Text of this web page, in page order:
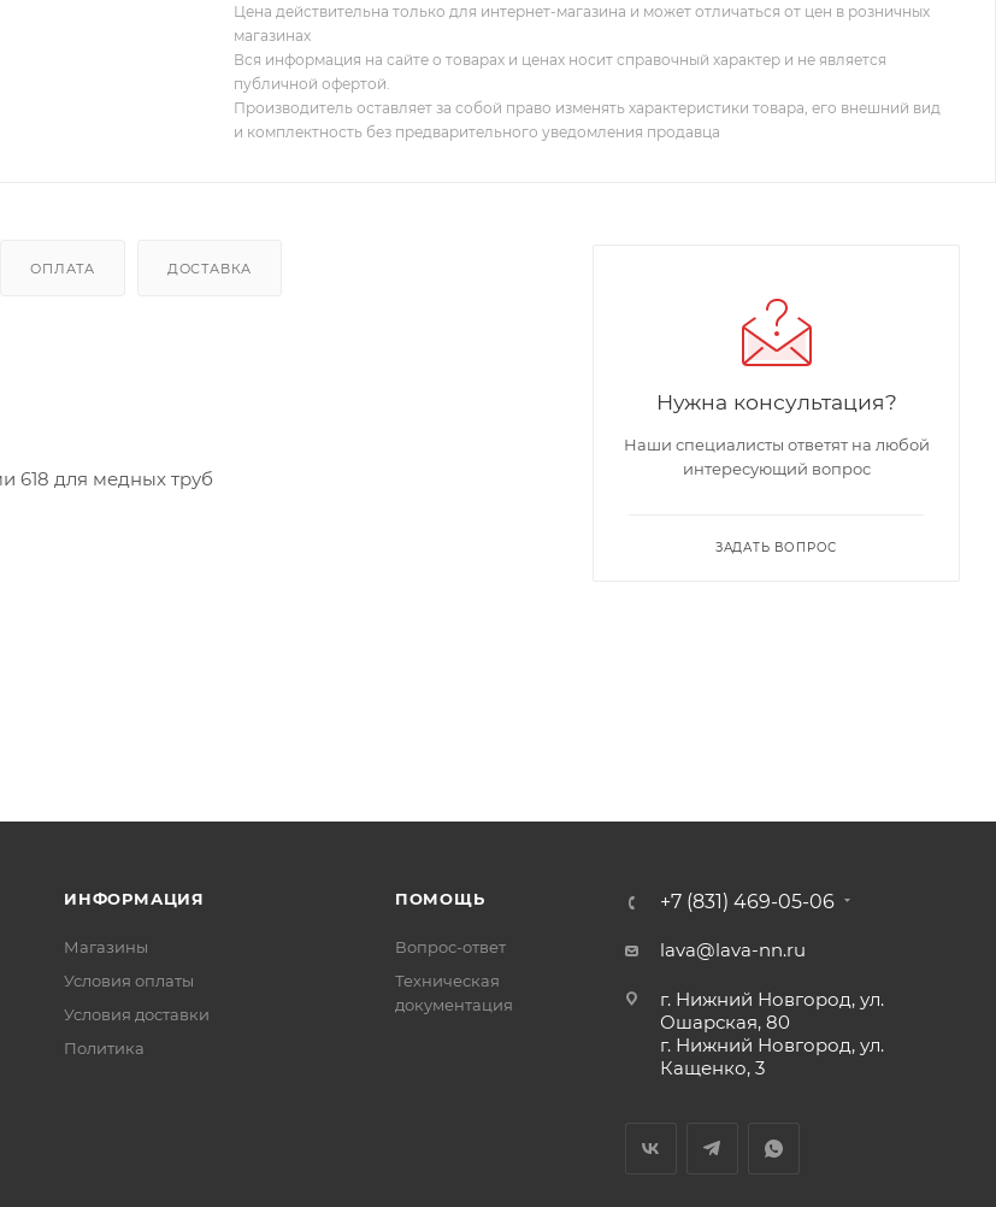
Цена действительна только для интернет-магазина и может отличаться от цен в розничных
магазинах
Вся информация на сайте о товарах и ценах носит справочный характер и не является
публичной офертой.
Производитель оставляет за собой право изменять характеристики товара, его внешний вид
и комплектность без предварительного уведомления продавца
ОПЛАТА ДОСТАВКА
618 для медных труб
Нужна консультация?
Наши специалисты ответят на любой
интересующий вопрос
ЗАДАТЬ ВОПРОС
ИНФОРМАЦИЯ
Магазины
Условия оплаты
Условия доставки
Политика
ПОМОЩЬ
Вопрос-ответ
Техническая
документация
+7 (831) 469-05-06
lava@lava-nn.ru
г. Нижний Новгород, ул.
Ошарская, 80
г. Нижний Новгород, ул.
Кащенко, 3